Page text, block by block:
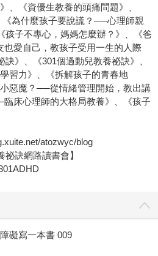
、《資優生教養的頭痛問題》、
《為什麼孩子要說謊？──心理師親
孩子不專心，媽媽怎麼辦？》、《爸
愛自己，教孩子受用一生的人際
》、《301個過動兒教養祕訣》、
習力》、《拆解孩子的青春地
惡魔？──從情緒管理開始，教出講
床心理師的大格局教養》、《孩子
atozwyc/blog
祕訣網路讀書會】
礙寫一本書 009